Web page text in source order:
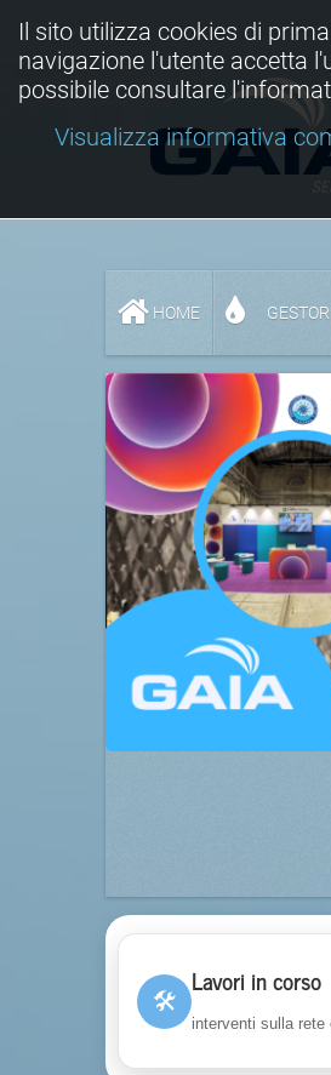
HOME
🛠
Lavori in corso
interventi sulla
Il sito utilizza cookies di
navigazione l'utente accetta
possibile consultare
Visualizza informativa